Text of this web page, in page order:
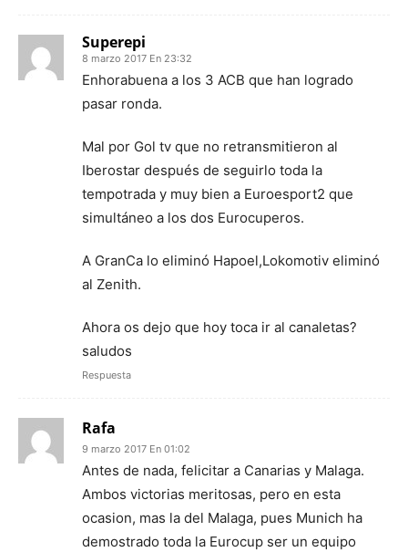
Superepi
8 marzo 2017 En 23:32
Enhorabuena a los 3 ACB que han logrado
pasar ronda.
Mal por Gol tv que no retransmitieron al
Iberostar después de seguirlo toda la
tempotrada y muy bien a Euroesport2 que
simultáneo a los dos Eurocuperos.
A GranCa lo eliminó Hapoel,Lokomotiv eliminó
al Zenith.
Ahora os dejo que hoy toca ir al canaletas?
saludos
Respuesta
Rafa
9 marzo 2017 En 01:02
Antes de nada, felicitar a Canarias y Malaga.
Ambos victorias meritosas, pero en esta
ocasion, mas la del Malaga, pues Munich ha
demostrado toda la Eurocup ser un equipo